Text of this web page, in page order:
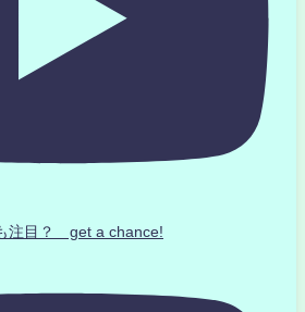
注目？ get a chance!